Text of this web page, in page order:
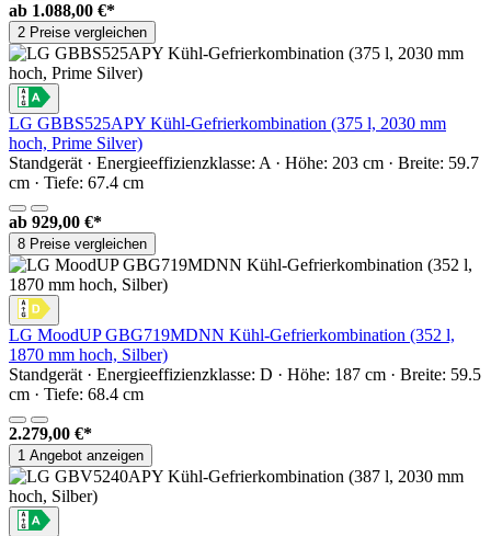
ab 1.088,00 €*
2 Preise vergleichen
LG GBBS525APY Kühl-Gefrierkombination (375 l, 2030 mm
hoch, Prime Silver)
Standgerät · Energieeffizienzklasse: A · Höhe: 203 cm · Breite: 59.7
cm · Tiefe: 67.4 cm
ab 929,00 €*
8 Preise vergleichen
LG MoodUP GBG719MDNN Kühl-Gefrierkombination (352 l,
1870 mm hoch, Silber)
Standgerät · Energieeffizienzklasse: D · Höhe: 187 cm · Breite: 59.5
cm · Tiefe: 68.4 cm
2.279,00 €*
1 Angebot anzeigen